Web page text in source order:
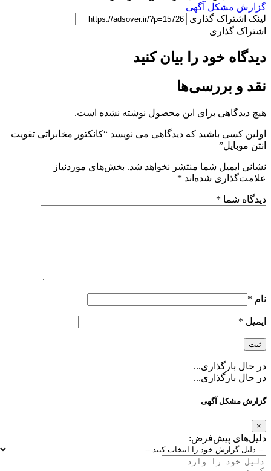
گزارش مشکل آگهی
لینک اشتراک گذاری
اشتراک گذاری
دیدگاه خود را بیان کنید
نقد و بررسی‌ها
هیچ دیدگاهی برای این محصول نوشته نشده است.
اولین کسی باشید که دیدگاهی می نویسد “کانکتور مخابراتی تقویت
انتن موبایل”
نشانی ایمیل شما منتشر نخواهد شد. بخش‌های موردنیاز
علامت‌گذاری شده‌اند *
دیدگاه شما *
نام *
ایمیل *
در حال بارگذاری...
در حال بارگذاری...
گزارش مشکل آگهی
×
دلیل‌های پیش‌فرض: